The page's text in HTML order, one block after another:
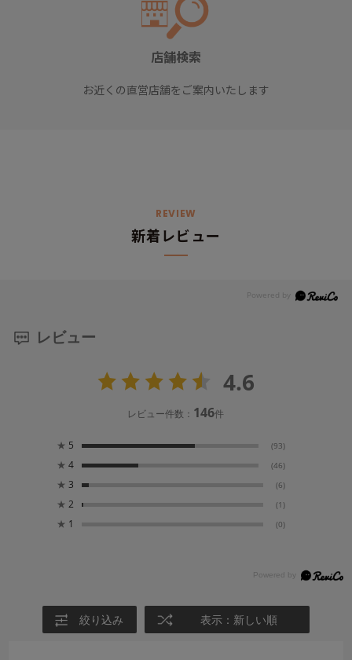
店舗検索
お近くの直営店舗をご案内いたします
REVIEW
新着レビュー
レビュー
4.6
レビュー件数： 146件
★ 5 (93)
★ 4 (46)
★ 3 (6)
★ 2 (1)
★ 1 (0)
絞り込み 表示：新しい順